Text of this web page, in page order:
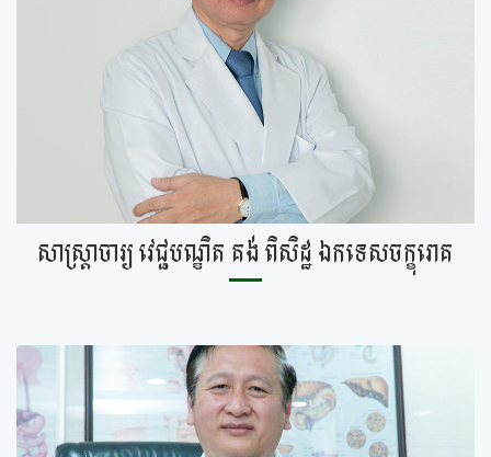
សាស្ត្រាចារ្យ​ វេជ្ជបណ្ឌិត គង់​ ពិសិដ្ឋ ឯកទេសចក្ខុរោគ